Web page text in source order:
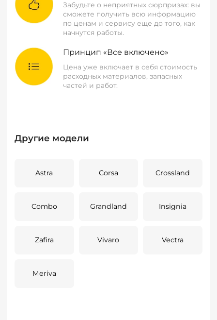
Забудьте о неприятных сюрпризах: вы
сможете получить всю информацию
по ценам и сервису еще до того, как
начнутся работы.
Принцип «Все включено»
Цена уже включает в себя стоимость
расходных материалов, запасных
частей и работ.
Другие модели
Astra Corsa Crossland
Combo Grandland Insignia
Zafira Vivaro Vectra
Meriva